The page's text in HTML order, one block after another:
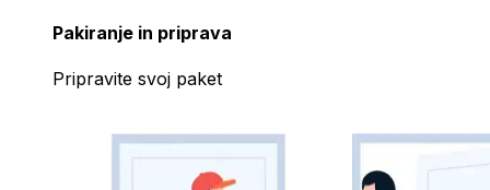
Pakiranje in priprava
Pripravite svoj paket